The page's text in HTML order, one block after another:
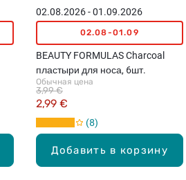
Добавить в корзину
02.08.2026 - 01.09.2026
02.08-01.09
BEAUTY FORMULAS Charcoal
пластыри для носа, 6шт.
Обычная цена
2,99 €
3,99 €
8